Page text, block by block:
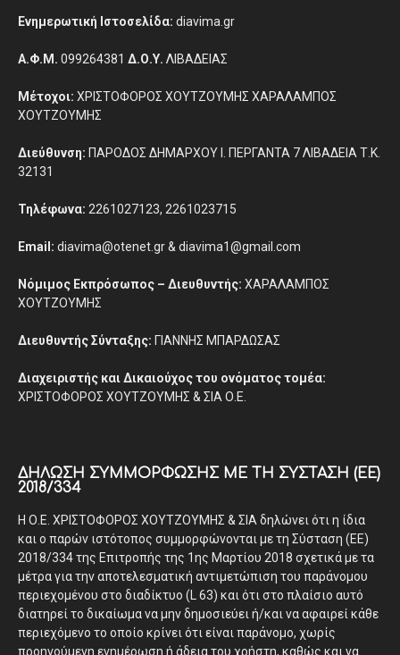
Ενημερωτική Ιστοσελίδα: diavima.gr
Α.Φ.Μ. 099264381 Δ.Ο.Υ. ΛΙΒΑΔΕΙΑΣ
Μέτοχοι: ΧΡΙΣΤΟΦΟΡΟΣ ΧΟΥΤΖΟΥΜΗΣ ΧΑΡΑΛΑΜΠΟΣ
ΧΟΥΤΖΟΥΜΗΣ
Διεύθυνση: ΠΑΡΟΔΟΣ ΔΗΜΑΡΧΟΥ Ι. ΠΕΡΓΑΝΤΑ 7 ΛΙΒΑΔΕΙΑ Τ.Κ.
32131
Τηλέφωνα: 2261027123, 2261023715
Email: diavima@otenet.gr & diavima1@gmail.com
Νόμιμος Εκπρόσωπος – Διευθυντής: ΧΑΡΑΛΑΜΠΟΣ
ΧΟΥΤΖΟΥΜΗΣ
Διευθυντής Σύνταξης: ΓΙΑΝΝΗΣ ΜΠΑΡΔΩΣΑΣ
Διαχειριστής και Δικαιούχος του ονόματος τομέα:
ΧΡΙΣΤΟΦΟΡΟΣ ΧΟΥΤΖΟΥΜΗΣ & ΣΙΑ Ο.Ε.
ΔΉΛΩΣΗ ΣΥΜΜΌΡΦΩΣΗΣ ΜΕ ΤΗ ΣΎΣΤΑΣΗ (ΕΕ)
2018/334
Η Ο.Ε. ΧΡΙΣΤΟΦΟΡΟΣ ΧΟΥΤΖΟΥΜΗΣ & ΣΙΑ δηλώνει ότι η ίδια
και ο παρών ιστότοπος συμμορφώνονται με τη Σύσταση (ΕΕ)
2018/334 της Επιτροπής της 1ης Μαρτίου 2018 σχετικά με τα
μέτρα για την αποτελεσματική αντιμετώπιση του παράνομου
περιεχομένου στο διαδίκτυο (L 63) και ότι στο πλαίσιο αυτό
διατηρεί το δικαίωμα να μην δημοσιεύει ή/και να αφαιρεί κάθε
περιεχόμενο το οποίο κρίνει ότι είναι παράνομο, χωρίς
προηγούμενη ενημέρωση ή άδεια του χρήστη, καθώς και να